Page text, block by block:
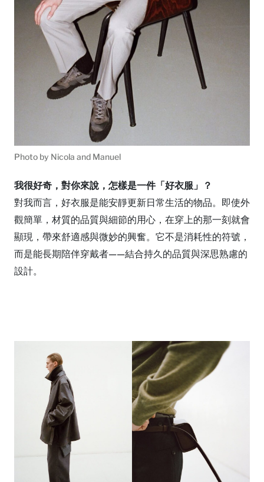
Photo by Nicola and Manuel
我很好奇，對你來說，怎樣是一件「好衣服」？
對我而言，好衣服是能安靜更新日常生活的物品。即使外
觀簡單，材質的品質與細節的用心，在穿上的那一刻就會
顯現，帶來舒適感與微妙的興奮。它不是消耗性的符號，
而是能長期陪伴穿戴者——結合持久的品質與深思熟慮的
設計。